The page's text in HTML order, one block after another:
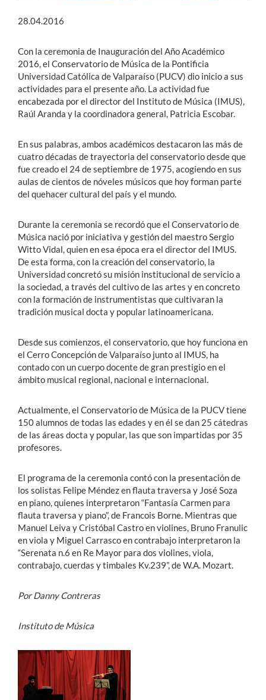
English
28.04.2016
Con la ceremonia de Inauguración del Año Académico
2016, el Conservatorio de Música de la Pontificia
Universidad Católica de Valparaíso (PUCV) dio inicio a sus
actividades para el presente año. La actividad fue
encabezada por el director del Instituto de Música (IMUS),
Raúl Aranda y la coordinadora general, Patricia Escobar.
En sus palabras, ambos académicos destacaron las más de
cuatro décadas de trayectoria del conservatorio desde que
fue creado el 24 de septiembre de 1975, acogiendo en sus
aulas de cientos de nóveles músicos que hoy forman parte
del quehacer cultural del país y el mundo.
Durante la ceremonia se recordó que el Conservatorio de
Música nació por iniciativa y gestión del maestro Sergio
Witto Vidal, quien en esa época era el director del IMUS.
De esta forma, con la creación del conservatorio, la
Universidad concretó su misión institucional de servicio a
la sociedad, a través del cultivo de las artes y en concreto
con la formación de instrumentistas que cultivaran la
tradición musical docta y popular latinoamericana.
Desde sus comienzos, el conservatorio, que hoy funciona en
el Cerro Concepción de Valparaíso junto al IMUS, ha
contado con un cuerpo docente de gran prestigio en el
ámbito musical regional, nacional e internacional.
Actualmente, el Conservatorio de Música de la PUCV tiene
150 alumnos de todas las edades y en él se dan 25 cátedras
de las áreas docta y popular, las que son impartidas por 35
profesores.
El programa de la ceremonia contó con la presentación de
los solistas Felipe Méndez en flauta traversa y José Soza
en piano, quienes interpretaron “Fantasía Carmen para
flauta traversa y piano”, de Francois Borne. Mientras que
Manuel Leiva y Cristóbal Castro en violines, Bruno Franulic
en viola y Miguel Carrasco en contrabajo interpretaron la
“Serenata n.6 en Re Mayor para dos violines, viola,
contrabajo, cuerdas y timbales Kv.239”, de W.A. Mozart.
Por Danny Contreras
Instituto de Música